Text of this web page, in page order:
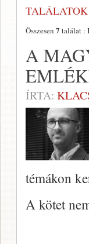
TALÁLATOK
Összesen 7 találat :
A
ÍRTA:
témákon
A kötet